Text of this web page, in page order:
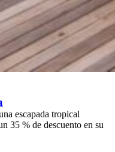
escapada tropical
35 % de descuento en su